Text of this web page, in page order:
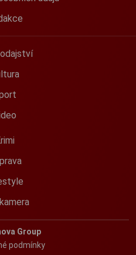
Group
podmínky